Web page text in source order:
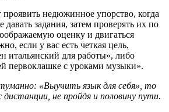
недюжинное упорство, когда
давать задания, затем проверять их по
оценку и двигаться
если у вас есть четкая цель,
итальянский для работы», либо
первоклашке с уроками музыки».
«Выучить язык для себя», то
дистанции, не пройдя и половину пути.